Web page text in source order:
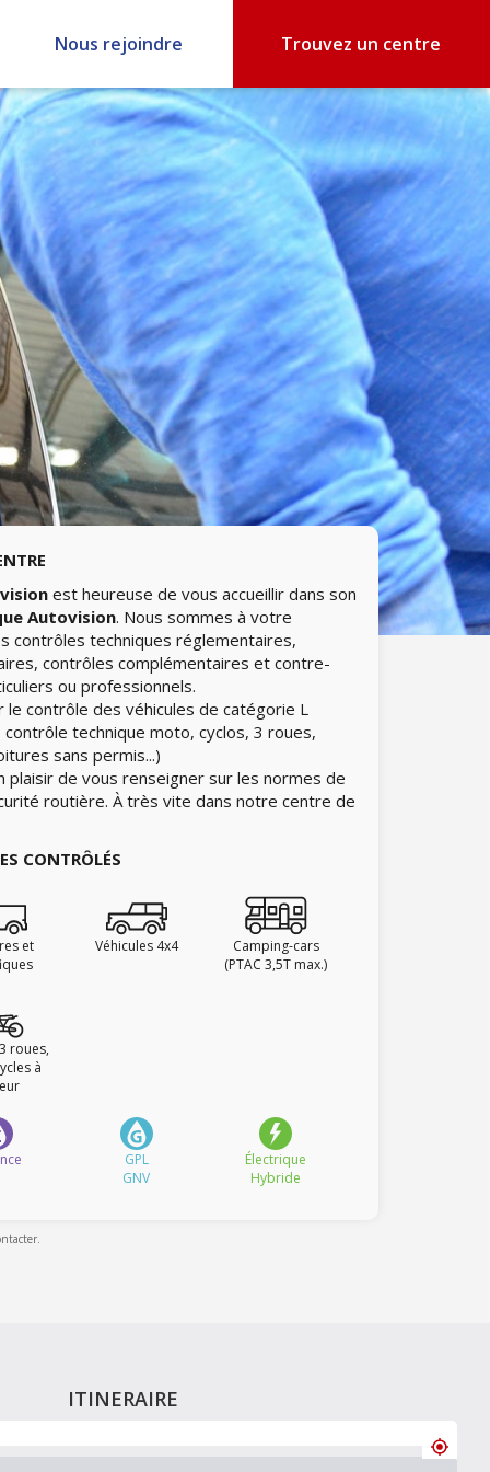
Nous rejoindre Trouvez un centre
est heureuse de vous accueillir dans son
Autovision. Nous sommes à votre
contrôles techniques réglementaires,
contrôles complémentaires et contre-
ou professionnels.
contrôle des véhicules de catégorie L
technique moto, cyclos, 3 roues,
sans permis...)
de vous renseigner sur les normes de
routière. À très vite dans notre centre de
CONTRÔLÉS
et
Véhicules 4x4
Camping-cars
(PTAC 3,5T max.)
roues,
à
GPL
GNV
Électrique
Hybride
ITINERAIRE